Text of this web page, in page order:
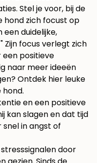
Stel je voor, bij de
hond zich focust op
een duidelijke,
Zijn focus verlegt zich
positieve
naar meer ideeën
Ontdek hier leuke
hond.
en een positieve
kan slagen en dat tijd
snel in angst of
door